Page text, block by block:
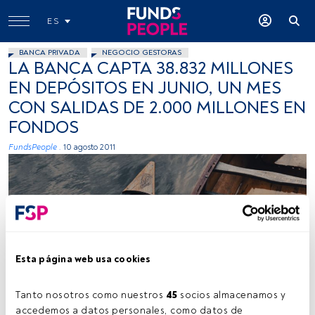
Esta página web usa cookies
Tanto nosotros como nuestros 45 socios almacenamos y
accedemos a datos personales, como datos de
ES
BANCA PRIVADA NEGOCIO GESTORAS
LA BANCA CAPTA 38.832 MILLONES
EN DEPÓSITOS EN JUNIO, UN MES
CON SALIDAS DE 2.000 MILLONES EN
FONDOS
FundsPeople . 10 agosto 2011